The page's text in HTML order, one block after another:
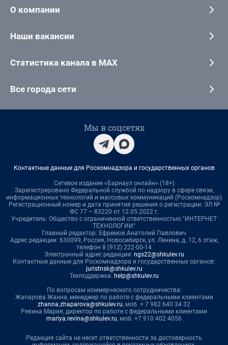
О компании
Наши вакансии
Статистика канала в MAX
Все города сети
Мы в соцсетях
Контактные данные для Роскомнадзора и государственных органов
Сетевое издание «Барнаул онлайн» (18+)
Зарегистрировано Федеральной службой по надзору в сфере связи,
информационных технологий и массовых коммуникаций (Роскомнадзор)
Регистрационный номер и дата принятия решения о регистрации: ЭЛ №
ФС 77 – 83220 от 12.05.2022 г.
Учредитель: Общество с ограниченной ответственностью "ИНТЕРНЕТ
ТЕХНОЛОГИИ"
Главный редактор: Ефремов Анатолий Павлович
Адрес редакции: 630099, Россия, Новосибирск, ул. Ленина, д. 12, 6 этаж,
телефон 8 (912) 222-00-14
Электронный адрес редакции: ngs22@shkulev.ru
Контактные данные для Роскомнадзора и государственных органов:
juristnsk@shkulev.ru
Техподдержка: help@shkulev.ru
По вопросам коммерческого сотрудничества:
Жапарова Жанна, менеджер по работе с федеральными клиентами
zhanna.zhaparova@shkulev.ru, моб. + 7 982 640 34 32
Ревина Мария, директор по работе с федеральными клиентами
mariya.revina@shkulev.ru, моб. +7 910 402 4056
Редакция сайта не несет ответственности за достоверность